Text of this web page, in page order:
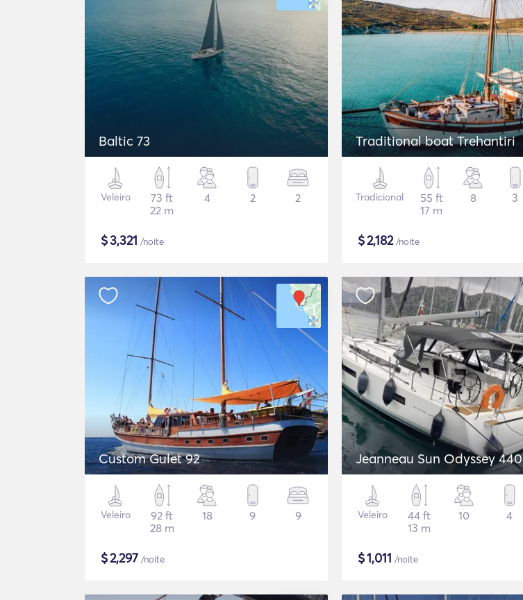
Baltic 73
Veleiro
73 ft
22 m
4 2 2
$3,321 /noite
Traditional boat Trehantiri
Tradicional
55 ft
17 m
8 3
$2,182/noite
Custom Gulet 92
Veleiro
92 ft
28 m
18 9 9
$2,297 /noite
Jeanneau Sun Odyssey 440
Veleiro
44 ft
13 m
10 4
$1,011 /noite